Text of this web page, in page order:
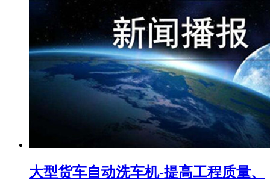
大型货车自动洗车机-提高工程质量、